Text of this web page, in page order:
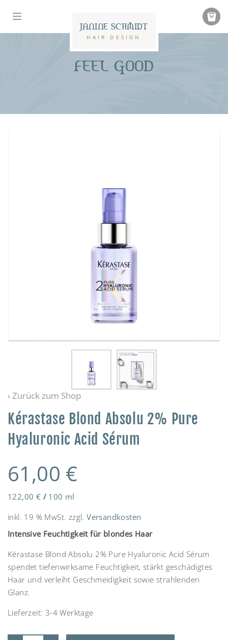
JANINE SCHMIDT
HAIR DESIGN
FEEL GOOD
‹ Zurück zum Shop
Kérastase Blond Absolu 2% Pure
Hyaluronic Acid Sérum
61,00 €
122,00 € / 100 ml
inkl. 19 % MwSt. zzgl.Versandkosten
Intensive Feuchtigkeit für blondes Haar
Kérastase Blond Absolu 2% Pure Hyaluronic Acid Sérum
spendet tiefenwirksame Feuchtigkeit, stärkt geschädigtes
Haar und verleiht Geschmeidigkeit sowie strahlenden
Glanz.
Lieferzeit: 3-4 Werktage